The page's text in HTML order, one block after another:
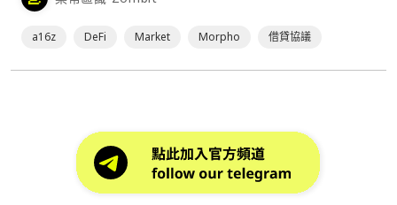
Mechanism Capital 等 80 個投資人也都參與了此輪融資。
a16z DeFi Market Morpho 借貸協議